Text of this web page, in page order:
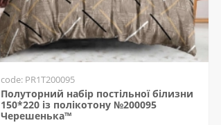
code: PR1T200095
Полуторний набір постільної білизни
150*220 із полікотону №200095
Черешенька™